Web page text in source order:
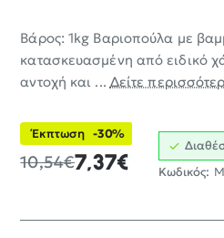
Βάρος: 1kg Βαριοπούλα με
κατασκευασμένη από ειδικό
αντοχή και ... Δείτε
Έκπτωση -30%
7,37€
10,54€
Κωδικός: